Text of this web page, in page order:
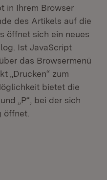
in Ihrem Browser
des Artikels auf die
öffnet sich ein neues
Ist JavaScript
das Browsermenü
„Drucken“ zum
bietet die
„P“, bei der sich
öffnet.